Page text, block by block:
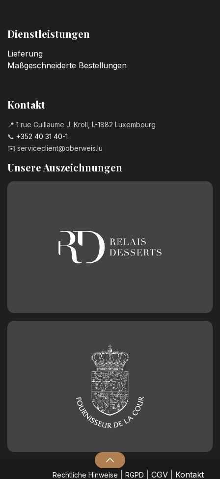
Dienstleistungen
Lieferung
Maßgeschneiderte Bestellungen
Kontakt
📍 1 rue Guillaume J. Kroll, L-1882 Luxembourg
📞 +352 40 31 40-1
✉️ serviceclient@oberweis.lu
Unsere Auszeichnungen
​Rechtliche Hinweise RGPD CGV| Kontakt